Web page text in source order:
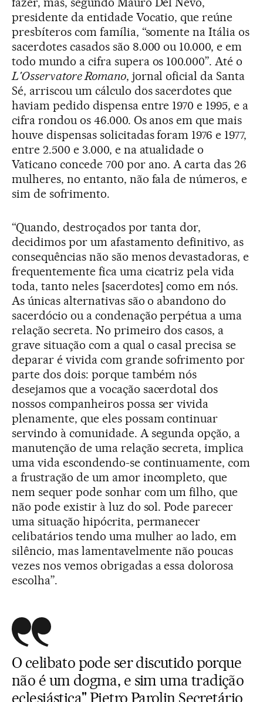
presidente da entidade Vocatio, que reúne
presbíteros com família, “somente na Itália os
sacerdotes casados são 8.000 ou 10.000, e em
todo mundo a cifra supera os 100.000”. Até o
L'Osservatore Romano, jornal oficial da Santa
Sé, arriscou um cálculo dos sacerdotes que
haviam pedido dispensa entre 1970 e 1995, e a
cifra rondou os 46.000. Os anos em que mais
houve dispensas solicitadas foram 1976 e 1977,
entre 2.500 e 3.000, e na atualidade o
Vaticano concede 700 por ano. A carta das 26
mulheres, no entanto, não fala de números, e
sim de sofrimento.
“Quando, destroçados por tanta dor,
decidimos por um afastamento definitivo, as
consequências não são menos devastadoras, e
frequentemente fica uma cicatriz pela vida
toda, tanto neles [sacerdotes] como em nós.
As únicas alternativas são o abandono do
sacerdócio ou a condenação perpétua a uma
relação secreta. No primeiro dos casos, a
grave situação com a qual o casal precisa se
deparar é vivida com grande sofrimento por
parte dos dois: porque também nós
desejamos que a vocação sacerdotal dos
nossos companheiros possa ser vivida
plenamente, que eles possam continuar
servindo à comunidade. A segunda opção, a
manutenção de uma relação secreta, implica
uma vida escondendo-se continuamente, com
a frustração de um amor incompleto, que
nem sequer pode sonhar com um filho, que
não pode existir à luz do sol. Pode parecer
uma situação hipócrita, permanecer
celibatários tendo uma mulher ao lado, em
silêncio, mas lamentavelmente não poucas
vezes nos vemos obrigadas a essa dolorosa
escolha”.
O celibato pode ser discutido porque
não é um dogma, e sim uma tradição
eclesiástica" Pietro Parolin Secretário